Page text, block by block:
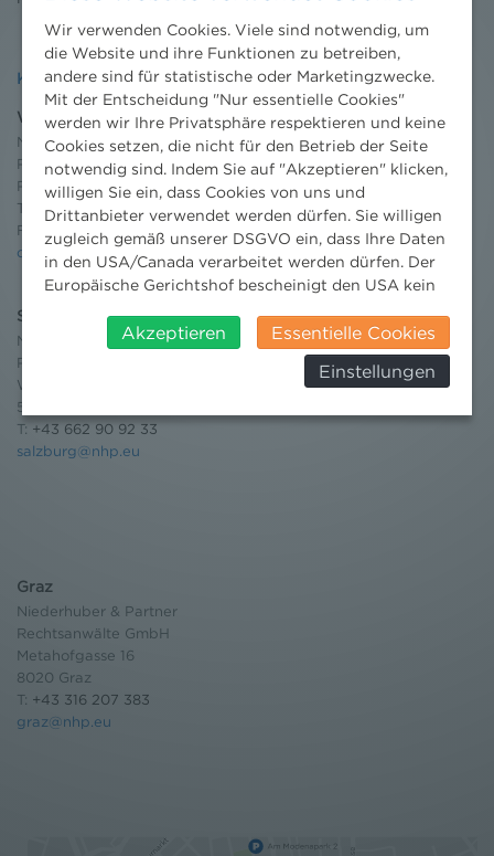
Kontakt
Wien
Niederhuber & Partner
Rechtsanwälte GmbH
Reisnerstraße 53, 1030 Wien
T:
+43 1 513 21 24-0
F: +43 1 513 21 24-300
office@nhp.eu
Salzburg
Niederhuber & Partner
Rechtsanwälte GmbH
Wilhelm-Spazier-Straße 2a
5020 Salzburg
T: +43 662 90 92 33
salzburg@nhp.eu
Graz
Niederhuber & Partner
Rechtsanwälte GmbH
Metahofgasse 16
8020 Graz
T: +43 316 207 383
graz@nhp.eu
Wir verwenden Cookies. Viele sind notwendig, um
die Website und ihre Funktionen zu betreiben,
andere sind für statistische oder Marketingzwecke.
Mit der Entscheidung "Nur essentielle Cookies"
werden wir Ihre Privatsphäre respektieren und keine
Cookies setzen, die nicht für den Betrieb der Seite
notwendig sind. Indem Sie auf "Akzeptieren" klicken,
willigen Sie ein, dass Cookies von uns und
Drittanbieter verwendet werden dürfen. Sie willigen
zugleich gemäß unserer DSGVO ein, dass Ihre Daten
in den USA/Canada verarbeitet werden dürfen. Der
Europäische Gerichtshof bescheinigt den USA kein
insbesondere das Risiko, dass ihre Daten durch US-
Behörden, zu Kontroll- und zu
Überwachungszwecken, verarbeitet werden und
werden können. Zudem finden Sie am
Bildschirmrand ein Cookie-Icon wo Sie jederzeit Ihre
Akzeptieren
Essentielle Cookies
Einstellungen